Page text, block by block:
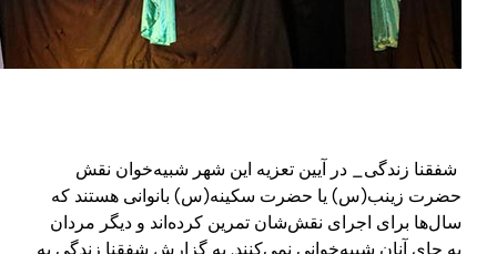
زندگی_ در آیین تعزیه این شهر شبیه‌خوان نقش
زینب(س) یا حضرت سکینه(س) بانوانی هستند که
برای اجرای نقش‌شان تمرین کرده‌اند و دیگر مردان
جای آنان شبیه‌خوانی نمی‌کنند. به گزارش شفقنا زندگی به